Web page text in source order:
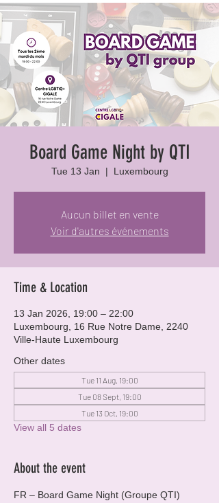
Board Game Night by QTI
Tue 13 Jan
  |
Luxembourg
Aucun billet en vente
Voir d'autres événements
Time & Location
13 Jan 2026, 19:00 – 22:00
Luxembourg, 16 Rue Notre Dame, 2240
Ville-Haute Luxembourg
Other dates
Tue 11 Aug, 19:00
Tue 08 Sept, 19:00
Tue 13 Oct, 19:00
View all 5 dates
About the event
FR – Board Game Night (Groupe QTI)